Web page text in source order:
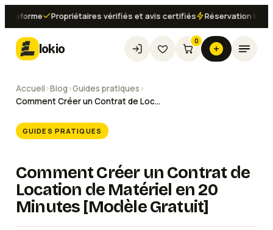
Propriétaires vérifiés et avis certifiés Réservation
lokio
0
Accueil ›Blog›Guides pratiques ›
Comment Créer un Contrat de Location de Matériel en 20 Minutes [Modèle Gratuit]
GUIDES PRATIQUES
Comment Créer un Contrat de
Location de Matériel en 20
Minutes [Modèle Gratuit]